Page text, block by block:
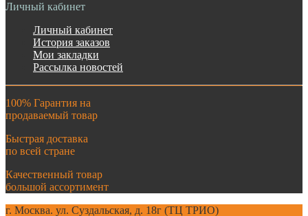
Личный кабинет
Личный кабинет
История заказов
Мои закладки
Рассылка новостей
100% Гарантия на
продаваемый товар
Быстрая доставка
по всей стране
Качественный товар
большой ассортимент
г. Москва. ул. Суздальская, д. 18г (ТЦ ТРИО)